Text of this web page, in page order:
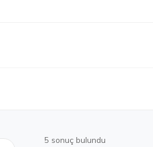
5 sonuç bulundu